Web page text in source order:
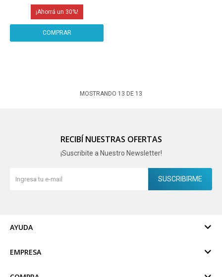
30
MOSTRANDO 13 DE 13
RECIBÍ NUESTRAS OFERTAS
¡Suscribite a Nuestro Newsletter!
SUSCRIBIRME
AYUDA
EMPRESA